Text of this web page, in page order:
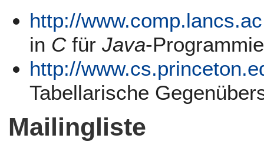
http://
in CfürJava-
http://
Tabellarische
Mailingliste